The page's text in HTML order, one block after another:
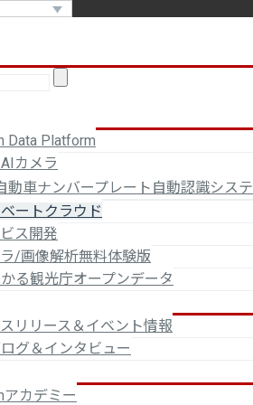
Data Platform
カメラ
動車ナンバープレート自動認識シス
ートクラウド
ス開発
/画像解析無料体験版
る観光庁オープンデータ
リリース＆イベント情報
グ＆インタビュー
アカデミー